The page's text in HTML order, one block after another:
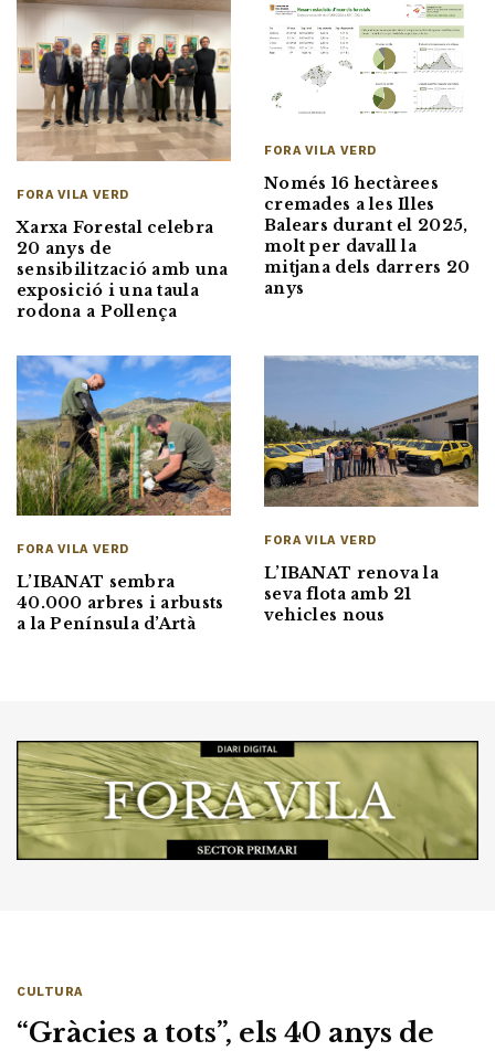
FORA VILA VERD
Xarxa Forestal celebra
20 anys de
sensibilització amb una
exposició i una taula
rodona a Pollença
FORA VILA VERD
Només 16 hectàrees
cremades a les Illes
Balears durant el 2025,
molt per davall la
mitjana dels darrers 20
anys
FORA VILA VERD
L’IBANAT sembra
40.000 arbres i arbusts
a la Península d’Artà
FORA VILA VERD
L’IBANAT renova la
seva flota amb 21
vehicles nous
CULTURA
“Gràcies a tots”, els 40 anys de